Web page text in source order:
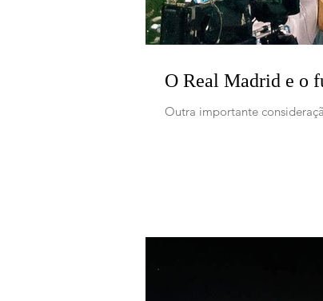
O Real Madrid e o
Outra importante